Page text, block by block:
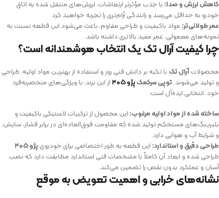
کاهش لرزش و صدا: با جذب مؤثرتر ارتعاشات، لرزش‌های منتقل شده به اتاق
خودرو به حداقل می‌رسد و رانندگی آرام‌تری را تجربه خواهید کرد.
عمر طولانی‌تر: مواد باکیفیت و طراحی مقاوم، باعث می‌شود این قطعه نسبت به
نمونه‌های معمولی، عمر مفید بالاتری داشته باشد
چرا کیفیت آرال تک یک انتخاب هوشمندانه است؟
محصولاتآرال تک با تکیه بر دانش فنی روز و استفاده از بهترین مواد اولیه، طراحی
و تولید می‌شوند. توپی سرکمکپژو ۴۰۵
از این برند، با ویژگی‌های منحصربه‌فرد
خود، انتخابی ایده‌آل است:
ساخته شده از مواد اولیه مرغوب: این محصول از ترکیبات لاستیکی باکیفیت و
بلبرینگ‌های مستحکم تولید شده که مقاومت فوق‌العاده‌ای در برابر فشار، سایش،
و شرایط آب و هوایی دارد.
طراحی دقیق و استاندارد: این قطعه به طور اختصاصی برای خودروی پژو ۴۰۵
طراحی شده و ابعاد آن کاملاً با مشخصات فنی استاندارد مطابقت دارد که نصب
آسان و عملکرد بدون نقص را تضمین می‌کند.
نشانه‌های خرابی و اهمیت تعویض به موقع